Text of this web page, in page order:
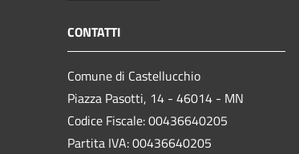
CONTATTI
Comune di Castellucchio
Piazza Pasotti, 14 - 46014 - MN
Codice Fiscale: 00436640205
Partita IVA: 00436640205